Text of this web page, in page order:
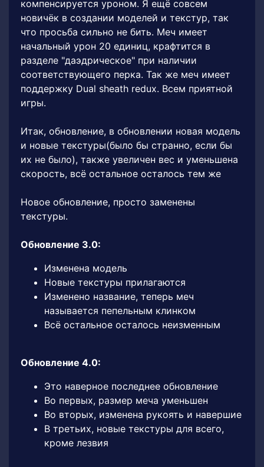
компенсируется уроном. Я ещё совсем
новичёк в создании моделей и текстур, так
что просьба сильно не бить. Меч имеет
начальный урон 20 единиц, крафтится в
разделе "даэдрическое" при наличии
соответствующего перка. Так же меч имеет
поддержку Dual sheath redux. Всем приятной
игры.
Итак, обновление, в обновлении новая модель
и новые текстуры(было бы странно, если бы
их не было), также увеличен вес и уменьшена
скорость, всё остальное осталось тем же
Новое обновление, просто заменены
текстуры.
Обновление 3.0:
Изменена модель
Новые текстуры прилагаются
Изменено название, теперь меч
называется пепельным клинком
Всё остальное осталось неизменным
Обновление 4.0:
Это наверное последнее обновление
Во первых, размер меча уменьшен
Во вторых, изменена рукоять и навершие
В третьих, новые текстуры для всего,
кроме лезвия